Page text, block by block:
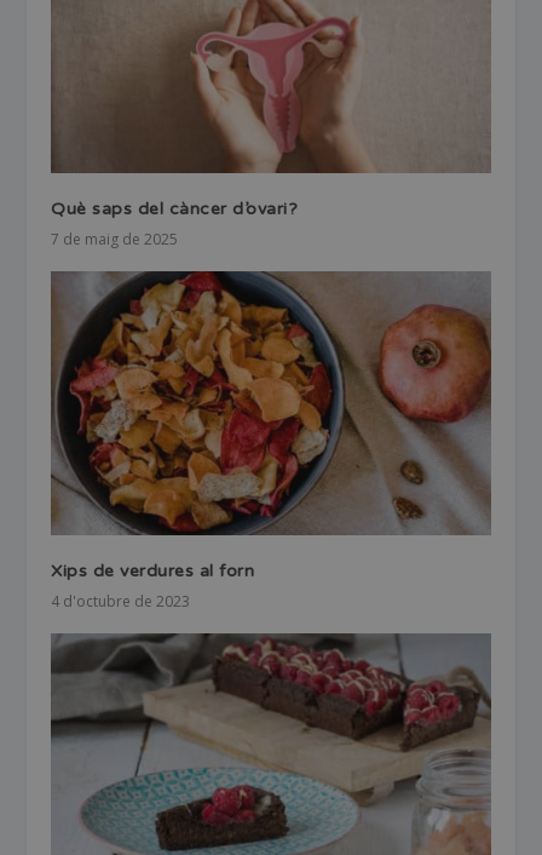
Què saps del càncer d’ovari?
7 de maig de 2025
Xips de verdures al forn
4 d'octubre de 2023